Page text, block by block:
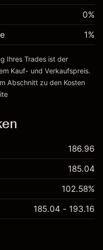
0%
1%
Ihres Trades ist der
Kauf- und Verkaufspreis.
Abschnitt zu den Kosten
186.96
185.04
102.58%
185.04 - 193.16